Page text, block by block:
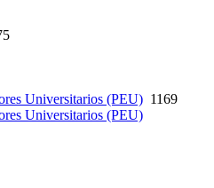
Universitarios (PEU) 1169
Universitarios (PEU)